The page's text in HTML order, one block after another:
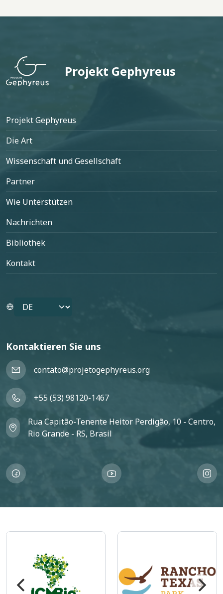
Projekt Gephyreus
Fußzeile
Projekt Gephyreus
Die Art
Wissenschaft und Gesellschaft
Partner
Wie Unterstützen
Nachrichten
Bibliothek
Kontakt
Select your language
Kontaktieren Sie uns
contato@projetogephyreus.org
+55 (53) 98120-1467
Rua Capitão-Tenente Heitor Perdigão, 10 - Centro,
Rio Grande - RS, Brasil
Imagem Imagem